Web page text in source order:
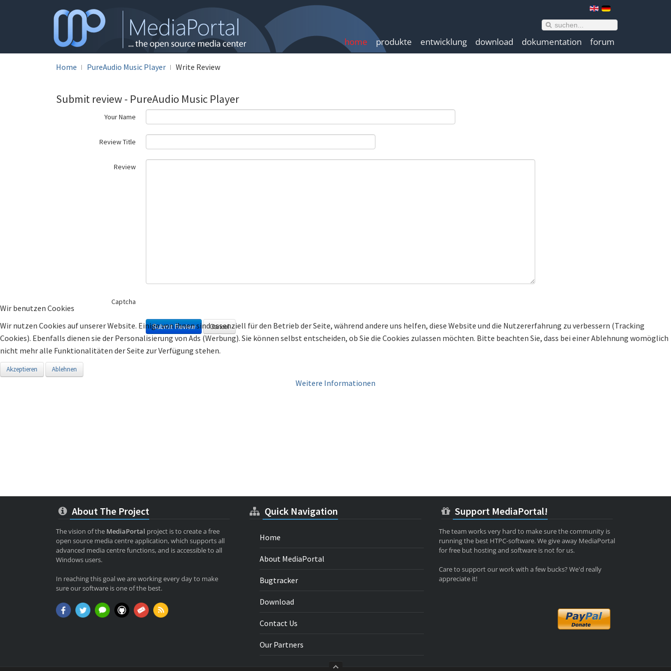
home produkte entwicklung download dokumentation forum
Home PureAudio Music Player Write Review
Submit review - PureAudio Music Player
Your Name
Review Title
Review
Captcha
Submit Review Cancel
About The Project
The vision of the MediaPortal project is to create a free
open source media centre application, which supports all
advanced media centre functions, and is accessible to all
Windows users.
In reaching this goal we are working every day to make
sure our software is one of the best.
Quick Navigation
Home
About MediaPortal
Bugtracker
Download
Contact Us
Our Partners
Support MediaPortal!
The team works very hard to make sure the community is
running the best HTPC-software. We give away MediaPortal
for free but hosting and software is not for us.
Care to support our work with a few bucks? We'd really
appreciate it!
Wir benutzen Cookies
Wir nutzen Cookies auf unserer Website. Einige von ihnen sind essenziell für den Betrieb der Seite, während andere uns helfen, diese Website und die Nutzererfahrung zu verbessern (Tracking
Cookies). Ebenfalls dienen sie der Personalisierung von Ads (Werbung). Sie können selbst entscheiden, ob Sie die Cookies zulassen möchten. Bitte beachten Sie, dass bei einer Ablehnung womöglich
nicht mehr alle Funktionalitäten der Seite zur Verfügung stehen.
Akzeptieren Ablehnen
Weitere Informationen